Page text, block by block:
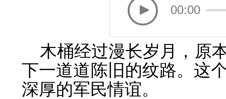
00:00
木桶经过漫长岁月，原
下一道道陈旧的纹路。这
深厚的军民情谊。